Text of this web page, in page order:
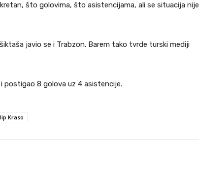
što golovima, što asistencijama, ali se situacija nije
javio se i Trabzon. Barem tako tvrde turski mediji
postigao 8 golova uz 4 asistencije.
Kraso